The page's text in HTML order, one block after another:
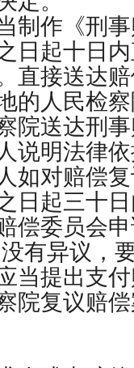
制作《刑
日起十日
直接送达
的人民检
送达刑事
说明法律
如对赔偿
日起三十
偿委员会
有异议，
当提出支
复议赔偿